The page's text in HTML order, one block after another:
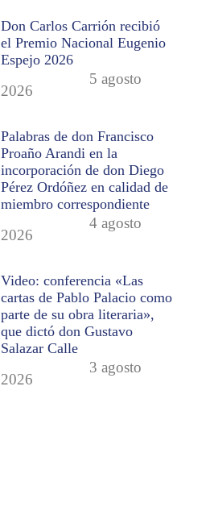
Don Carlos Carrión recibió
el Premio Nacional Eugenio
Espejo 2026
5 agosto
2026
Palabras de don Francisco
Proaño Arandi en la
incorporación de don Diego
Pérez Ordóñez en calidad de
miembro correspondiente
4 agosto
2026
Video: conferencia «Las
cartas de Pablo Palacio como
parte de su obra literaria»,
que dictó don Gustavo
Salazar Calle
3 agosto
2026